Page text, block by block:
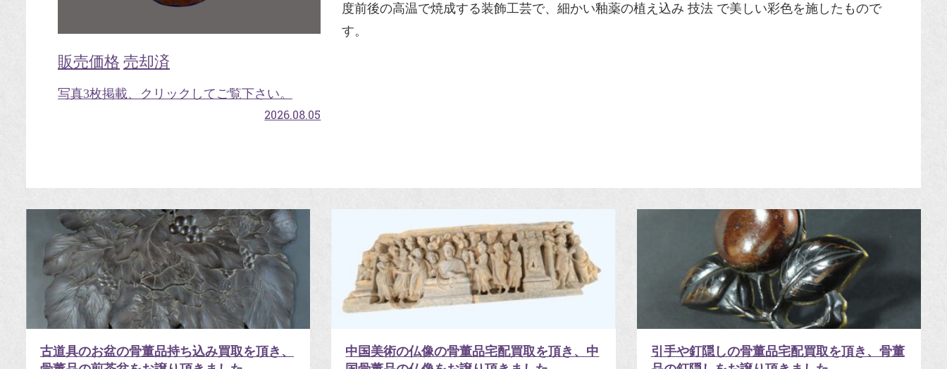
販売価格 売却済
写真3枚掲載、クリックしてご覧下さい。
2026.08.05
度前後の高温で焼成する装飾工芸で、細かい釉薬の植え込み 技法 で美しい彩色を施したもので
す。
古道具のお盆の骨董品持ち込み買取を頂き、
中国美術の仏像の骨董品宅配買取を頂き、中
引手や釘隠しの骨董品宅配買取を頂き、骨董